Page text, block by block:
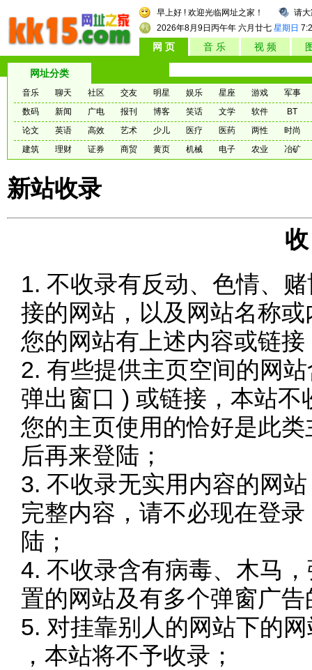
请
早上好 ! 欢迎光临网址之家！
2026年8月9日 丙午年 六月廿七 星期日
网 页 音 乐 视 频
网址分类
音乐 聊天 社区 交友 明星 娱乐 星座 游戏
军事
数码
新闻 广电 报刊 博客 笑话 文学 软件
BT
论文
英语 高效 艺术 少儿 医疗 医药 两性
时尚
建筑
理财 证券 商贸 黄页 机械 电子 农业 冶矿
新站收录
1. 不收录有反动、色情、
接的网站，以及网站名称
您的网站有上述内容或链
2. 有些提供主页空间的网
弹出窗口 ) 或链接，本站
您的主页使用的恰好是此
后再来登陆；
3. 不收录无实用内容的网
完整内容，请不必现在登
陆；
4. 不收录含有病毒、木马
置的网站及有多个弹窗广
5. 对挂靠别人的网站下的
，本站将不予收录；